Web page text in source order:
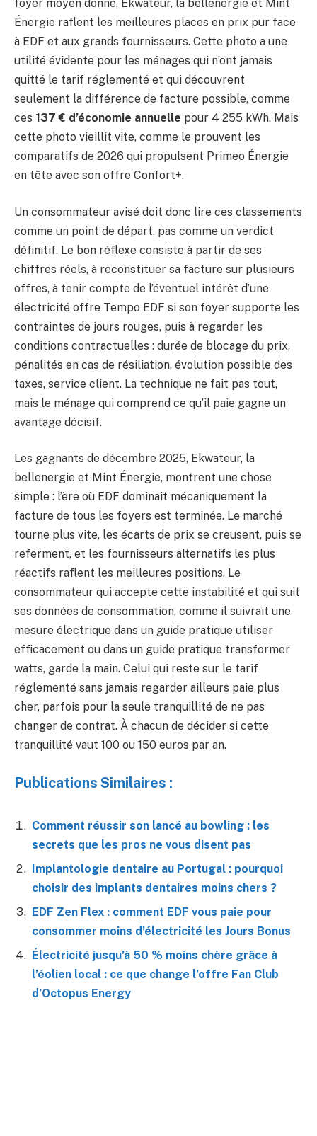
foyer moyen donné, Ekwateur, la bellenergie et Mint
Énergie raflent les meilleures places en prix pur face
à EDF et aux grands fournisseurs. Cette photo a une
utilité évidente pour les ménages qui n’ont jamais
quitté le tarif réglementé et qui découvrent
seulement la différence de facture possible, comme
ces 137 € d’économie annuelle pour 4 255 kWh. Mais
cette photo vieillit vite, comme le prouvent les
comparatifs de 2026 qui propulsent Primeo Énergie
en tête avec son offre Confort+.
Un consommateur avisé doit donc lire ces classements
comme un point de départ, pas comme un verdict
définitif. Le bon réflexe consiste à partir de ses
chiffres réels, à reconstituer sa facture sur plusieurs
offres, à tenir compte de l’éventuel intérêt d’une
électricité offre Tempo EDF si son foyer supporte les
contraintes de jours rouges, puis à regarder les
conditions contractuelles : durée de blocage du prix,
pénalités en cas de résiliation, évolution possible des
taxes, service client. La technique ne fait pas tout,
mais le ménage qui comprend ce qu’il paie gagne un
avantage décisif.
Les gagnants de décembre 2025, Ekwateur, la
bellenergie et Mint Énergie, montrent une chose
simple : l’ère où EDF dominait mécaniquement la
facture de tous les foyers est terminée. Le marché
tourne plus vite, les écarts de prix se creusent, puis se
referment, et les fournisseurs alternatifs les plus
réactifs raflent les meilleures positions. Le
consommateur qui accepte cette instabilité et qui suit
ses données de consommation, comme il suivrait une
mesure électrique dans un guide pratique utiliser
efficacement ou dans un guide pratique transformer
watts, garde la main. Celui qui reste sur le tarif
réglementé sans jamais regarder ailleurs paie plus
cher, parfois pour la seule tranquillité de ne pas
changer de contrat. À chacun de décider si cette
tranquillité vaut 100 ou 150 euros par an.
Publications Similaires :
Comment réussir son lancé au bowling : les
secrets que les pros ne vous disent pas
Implantologie dentaire au Portugal : pourquoi
choisir des implants dentaires moins chers ?
EDF Zen Flex : comment EDF vous paie pour
consommer moins d’électricité les Jours Bonus
Électricité jusqu’à 50 % moins chère grâce à
l’éolien local : ce que change l’offre Fan Club
d’Octopus Energy